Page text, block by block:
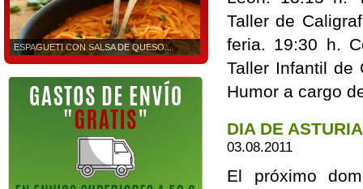
ESPAGUETI CON SALSA DE QUESO...
Taller de
feria. 19:30 h.
Taller Infantil de
Humor a cargo
DIA DE
03.08.2011
El próximo